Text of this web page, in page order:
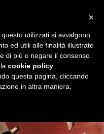
×
utilizzati si avvalgono
ed utili alle finalità illustrate
di più o negare il consenso
cookie policy
questa pagina, cliccando
in altra maniera,